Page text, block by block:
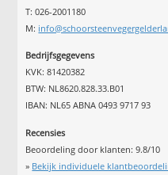
T: 026-2001180
M:
Bedrijfsgegevens
KVK: 81420382
BTW: NL8620.828.33.B01
IBAN: NL65 ABNA 0493 9717 93
Recensies
Beoordeling door klanten:9.8/10
» Bekijk individuele